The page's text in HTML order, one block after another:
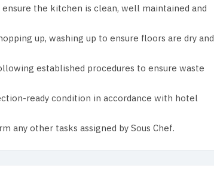
the kitchen is clean, well maintained and
up, washing up to ensure floors are dry and
established procedures to ensure waste
ready condition in accordance with hotel
any other tasks assigned by Sous Chef.